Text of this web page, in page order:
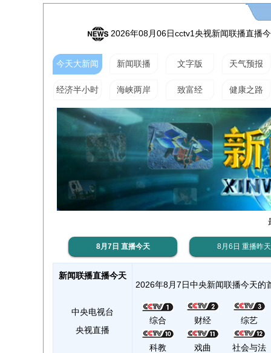
2026年08月06日cctv1央视新闻联播直播
今天大新闻 新闻联播 文字版 天气预报
经济半小时 海峡两岸 致富经 健康之路
8月7日 直播今天 8月6日 重播昨天
新闻联播直播今天
中央电视台
央视直播
2026年8月7日中央新闻联播今天
综合 财经 综艺
科教 戏曲 社会与法